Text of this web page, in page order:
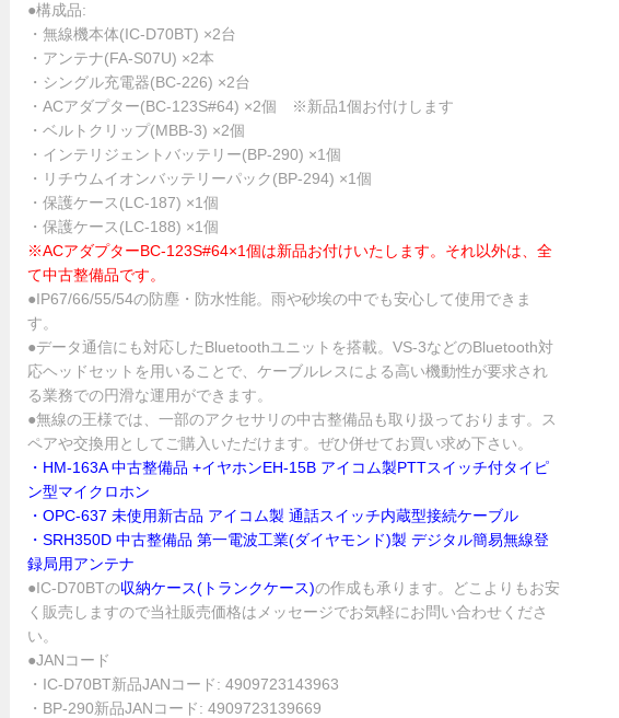
●構成品:
・無線機本体(IC-D70BT) ×2台
・アンテナ(FA-S07U) ×2本
・シングル充電器(BC-226) ×2台
・ACアダプター(BC-123S#64) ×2個 ※新品1個お付けします
・ベルトクリップ(MBB-3) ×2個
・インテリジェントバッテリー(BP-290) ×1個
・リチウムイオンバッテリーパック(BP-294) ×1個
・保護ケース(LC-187) ×1個
・保護ケース(LC-188) ×1個
※ACアダプターBC-123S#64×1個は新品お付けいたします。それ以外は、全
て中古整備品です。
●IP67/66/55/54の防塵・防水性能。雨や砂埃の中でも安心して使用できま
す。
●データ通信にも対応したBluetoothユニットを搭載。VS-3などのBluetooth対
応ヘッドセットを用いることで、ケーブルレスによる高い機動性が要求され
る業務での円滑な運用ができます。
●無線の王様では、一部のアクセサリの中古整備品も取り扱っております。ス
ペアや交換用としてご購入いただけます。ぜひ併せてお買い求め下さい。
・HM-163A 中古整備品 +イヤホンEH-15B アイコム製PTTスイッチ付タイピ
ン型マイクロホン
・OPC-637 未使用新古品 アイコム製 通話スイッチ内蔵型接続ケーブル
・SRH350D 中古整備品 第一電波工業(ダイヤモンド)製 デジタル簡易無線登
録局用アンテナ
●IC-D70BTの収納ケース(トランクケース)の作成も承ります。どこよりもお安
く販売しますので当社販売価格はメッセージでお気軽にお問い合わせくださ
い。
●JANコード
・IC-D70BT新品JANコード: 4909723143963
・BP-290新品JANコード: 4909723139669